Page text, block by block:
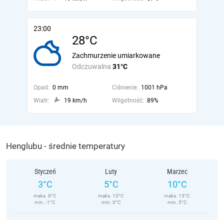
23:00
28°C
Odczuwalna 31°C
Zachmurzenie umiarkowane
Opad: 0 mm Ciśnienie: 1001 hPa
Wiatr:
19 km/h Wilgotność: 89%
Henglubu - średnie temperatury
Styczeń
3°C
maks. 8°C
min. -1°C
Luty
5°C
maks. 10°C
min. 0°C
Marzec
10°C
maks. 15°C
min. 5°C